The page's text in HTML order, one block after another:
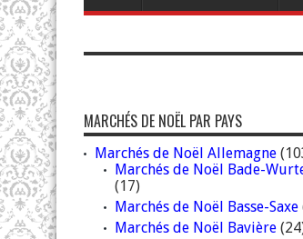
MARCHÉS DE NOËL PAR PAYS
Marchés de Noël Allemagne
Marchés de Noël Bade-
(17)
Marchés de Noël Basse-Saxe
Marchés de Noël Bavière